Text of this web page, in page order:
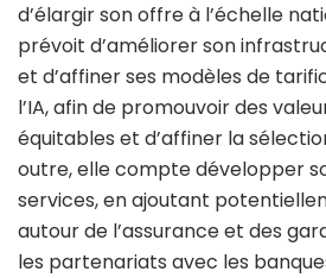
d’élargir son offre à l’échelle
prévoit d’améliorer son
et d’affiner ses modèles de
l’IA, afin de promouvoir des
équitables et d’affiner la
outre, elle compte développer
services, en ajoutant
autour de l’assurance et des
les partenariats avec les